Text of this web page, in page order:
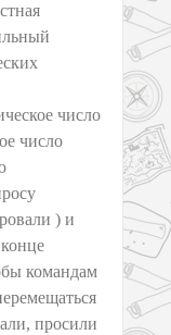
число
число
) и
командам
просили